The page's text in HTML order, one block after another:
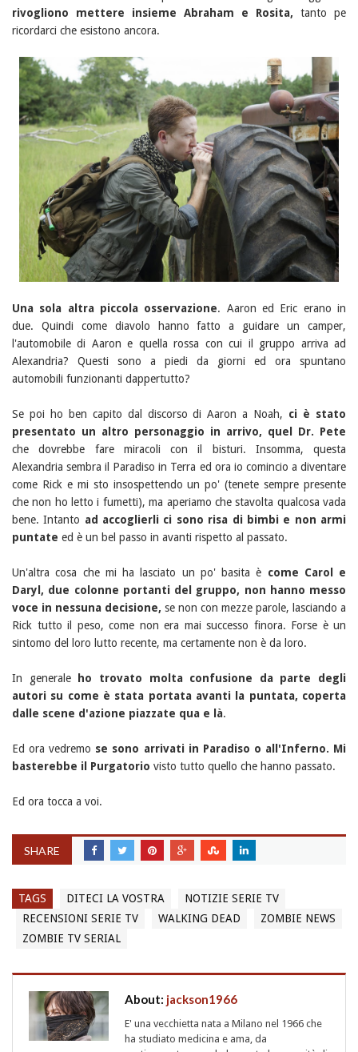
rivogliono mettere insieme Abraham e Rosita, tanto pe
ricordarci che esistono ancora.
Una sola altra piccola osservazione. Aaron ed Eric erano in
due. Quindi come diavolo hanno fatto a guidare un camper,
l'automobile di Aaron e quella rossa con cui il gruppo arriva ad
Alexandria? Questi sono a piedi da giorni ed ora spuntano
automobili funzionanti dappertutto?
Se poi ho ben capito dal discorso di Aaron a Noah, ci è stato
presentato un altro personaggio in arrivo, quel Dr. Pete
che dovrebbe fare miracoli con il bisturi. Insomma, questa
Alexandria sembra il Paradiso in Terra ed ora io comincio a diventare
come Rick e mi sto insospettendo un po' (tenete sempre presente
che non ho letto i fumetti), ma aperiamo che stavolta qualcosa vada
bene. Intanto ad accoglierli ci sono risa di bimbi e non armi
puntate ed è un bel passo in avanti rispetto al passato.
Un'altra cosa che mi ha lasciato un po' basita è come Carol e
Daryl, due colonne portanti del gruppo, non hanno messo
voce in nessuna decisione, se non con mezze parole, lasciando a
Rick tutto il peso, come non era mai successo finora. Forse è un
sintomo del loro lutto recente, ma certamente non è da loro.
In generaleho trovato molta confusione da parte degli
autori su come è stata portata avanti la puntata, coperta
dalle scene d'azione piazzate qua e là.
Ed ora vedremo se sono arrivati in Paradiso o all'Inferno. Mi
basterebbe il Purgatorio visto tutto quello che hanno passato.
Ed ora tocca a voi.
SHARE
TAGS DITECI LA VOSTRA
NOTIZIE SERIE TV
RECENSIONI SERIE TV
WALKING DEAD
ZOMBIE NEWS
ZOMBIE TV SERIAL
About: jackson1966
E' una vecchietta nata a Milano nel 1966 che
ha studiato medicina e ama, da